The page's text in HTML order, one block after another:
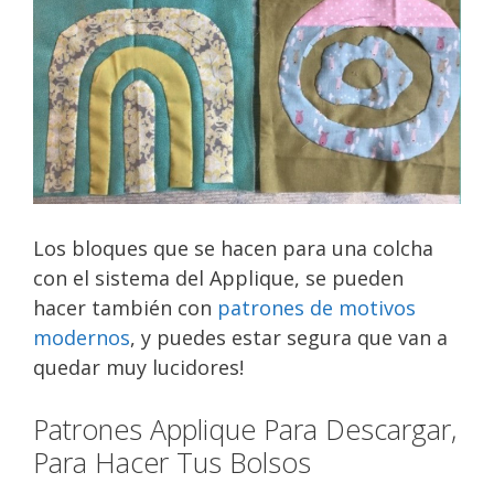
Los bloques que se hacen para una colcha
con el sistema del Applique, se pueden
hacer también con patrones de motivos
modernos, y puedes estar segura que van a
quedar muy lucidores!
Patrones Applique Para Descargar,
Para Hacer Tus Bolsos